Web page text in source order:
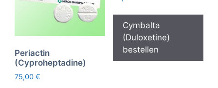
Periactin
(Cyproheptadine)
75,00 €
Cymbalta
(Duloxetine)
bestellen